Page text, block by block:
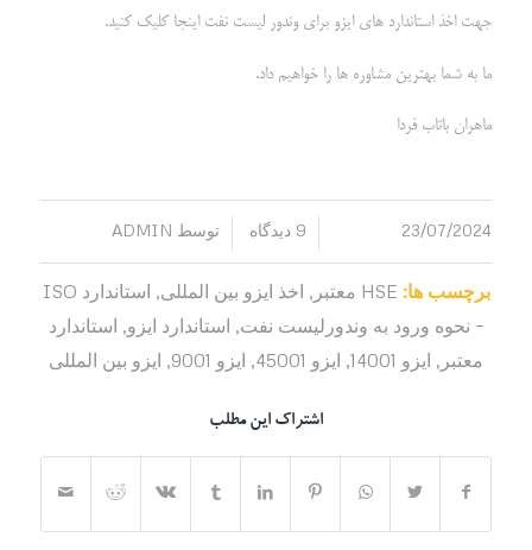
جهت اخذ استاندارد های ایزو برای وندور لیست نفت اینجا کلیک کنید.
ما به شما بهترین مشاوره ها را خواهیم داد.
ماهران باتاب فردا
23/07/2024 9 دیدگاه/ توسط ADMIN
برچسب ها: HSE معتبر , اخذ ایزو بین المللی,
استاندارد ISO
– نحوه ورود به وندورلیست نفت, استاندارد ایزو, استاندارد
معتبر , ایزو 14001 , ایزو 45001 , ایزو 9001 , ایزو بین المللی
اشتراک این مطلب